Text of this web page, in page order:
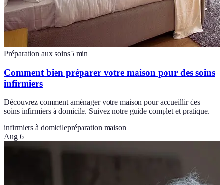
Préparation aux soins5 min
Comment bien préparer votre maison pour des soins
infirmiers
Découvrez comment aménager votre maison pour accueillir des
soins infirmiers à domicile. Suivez notre guide complet et pratique.
infirmiers à domicilepréparation maison
Aug 6